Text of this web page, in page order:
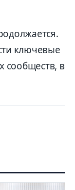
ключевые
сообществ, в